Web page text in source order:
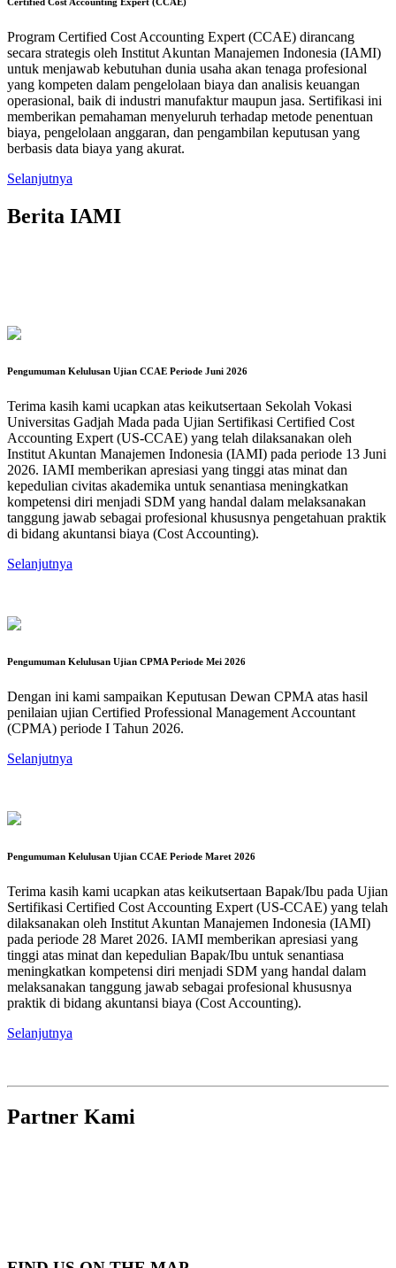
Program Certified Cost Accounting Expert (CCAE) dirancang
secara strategis oleh Institut Akuntan Manajemen Indonesia (IAMI)
untuk menjawab kebutuhan dunia usaha akan tenaga profesional
yang kompeten dalam pengelolaan biaya dan analisis keuangan
operasional, baik di industri manufaktur maupun jasa. Sertifikasi ini
memberikan pemahaman menyeluruh terhadap metode penentuan
biaya, pengelolaan anggaran, dan pengambilan keputusan yang
berbasis data biaya yang akurat.
Selanjutnya
Berita IAMI
Pengumuman Kelulusan Ujian CCAE Periode Juni 2026
Terima kasih kami ucapkan atas keikutsertaan Sekolah Vokasi
Universitas Gadjah Mada pada Ujian Sertifikasi Certified Cost
Accounting Expert (US-CCAE) yang telah dilaksanakan oleh
Institut Akuntan Manajemen Indonesia (IAMI) pada periode 13 Juni
2026. IAMI memberikan apresiasi yang tinggi atas minat dan
kepedulian civitas akademika untuk senantiasa meningkatkan
kompetensi diri menjadi SDM yang handal dalam melaksanakan
tanggung jawab sebagai profesional khususnya pengetahuan praktik
di bidang akuntansi biaya (Cost Accounting).
Selanjutnya
Pengumuman Kelulusan Ujian CPMA Periode Mei 2026
Dengan ini kami sampaikan Keputusan Dewan CPMA atas hasil
penilaian ujian Certified Professional Management Accountant
(CPMA) periode I Tahun 2026.
Selanjutnya
Pengumuman Kelulusan Ujian CCAE Periode Maret 2026
Terima kasih kami ucapkan atas keikutsertaan Bapak/Ibu pada Ujian
Sertifikasi Certified Cost Accounting Expert (US-CCAE) yang telah
dilaksanakan oleh Institut Akuntan Manajemen Indonesia (IAMI)
pada periode 28 Maret 2026. IAMI memberikan apresiasi yang
tinggi atas minat dan kepedulian Bapak/Ibu untuk senantiasa
meningkatkan kompetensi diri menjadi SDM yang handal dalam
melaksanakan tanggung jawab sebagai profesional khususnya
praktik di bidang akuntansi biaya (Cost Accounting).
Selanjutnya
Partner Kami